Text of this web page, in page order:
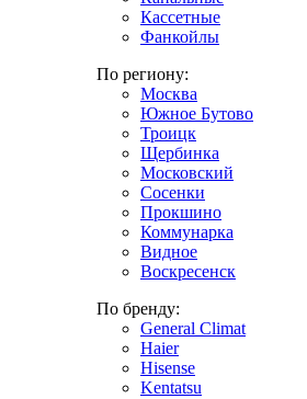
Кассетные
Фанкойлы
По региону:
Москва
Южное Бутово
Троицк
Щербинка
Московский
Сосенки
Прокшино
Коммунарка
Видное
Воскресенск
По бренду:
General Climat
Haier
Hisense
Kentatsu